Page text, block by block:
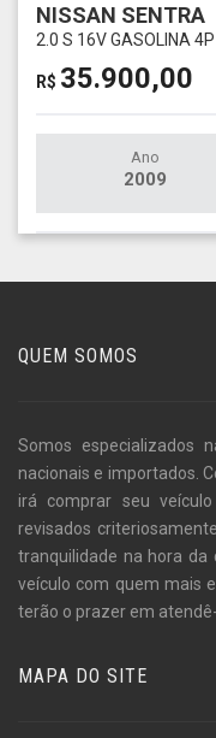
NISSAN SENTRA
2.0 S 16V GASOLINA
R$ 35.900,00
Ano
2009
QUEM SOMOS
Somos especializados
nacionais e importados.
irá comprar seu
revisados
tranquilidade na hora da
veículo com quem mais
terão o prazer em atendê-
MAPA DO SITE